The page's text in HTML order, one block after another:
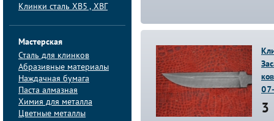
Клинки сталь ХВ5 , ХВГ
Мастерская
Сталь для клинков
Абразивные материалы
Наждачная бумага
Паста алмазная
Химия для металла
Цветные металлы
3